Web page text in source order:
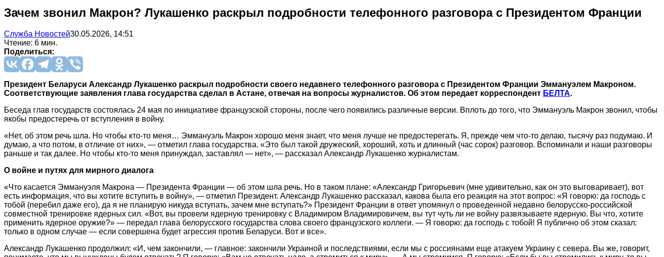
Зачем звонил Макрон? Лукашенко раскрыл подробности телефонного разговора с Президентом Франции
Служба Новостей30.05.2026, 14:51
Чтение: 6 мин.
Поделиться:
Президент Беларуси Александр Лукашенко раскрыл подробности своего недавнего телефонного разговора с Президентом Франции Эммануэлем Макроном.
Соответствующие заявления глава государства сделал в Астане, отвечая на вопросы журналистов. Об этом передает корреспондент БЕЛТА.
Беседа глав государств состоялась 24 мая по инициативе французской стороны, после чего появились различные версии. Вплоть до того, что Эммануэль Макрон звонил, чтобы
якобы предостеречь от вступления в войну.
«Нет, об этом речь шла. Но чтобы кто-то меня… Эммануэль Макрон хорошо меня знает, что меня лучше не предостерегать. Я, прежде чем что-то делаю, тысячу раз подумаю. И
думаю, а что потом, в отличие от них», — отметил глава государства. «Это был такой дружеский, хороший, хоть и длинный (час сорок) разговор. Вспоминали и наши разговоры
раньше и так далее. Но чтобы кто-то меня принуждал, заставлял — нет», — рассказал Александр Лукашенко журналистам.
О войне и путях для мирного диалога
«Что касается Эммануэля Макрона — Президента Франции — об этом шла речь. Но в таком плане: «Александр Григорьевич (мне удивительно, как он это выговаривает), вот
есть информация, что вы хотите вступить в войну», — отметил Президент. Александр Лукашенко рассказал, какова была его реакция на этот вопрос: «Я говорю: да господь с
тобой (перебил даже его), да я не планирую никуда вступать, зачем мне вступать?» Президент Франции в ответ упомянул о проведенной недавно белорусско-российской
совместной тренировке ядерных сил. «Вот, вы провели ядерную тренировку с Владимиром Владимировичем, вы тут чуть ли не войну развязываете ядерную. Вы что, хотите
применить ядерное оружие?» — передал глава белорусского государства слова своего французского коллеги. — Я говорю: да господь с тобой! Я публично об этом сказал:
только в одном случае — если совершена будет агрессия против Беларуси. Вот и все».
Александр Лукашенко продолжил: «И, чем закончили, — главное: закончили Украиной и последствиями, если мы с россиянами еще атакуем Украину с севера. Вы же, говорит,